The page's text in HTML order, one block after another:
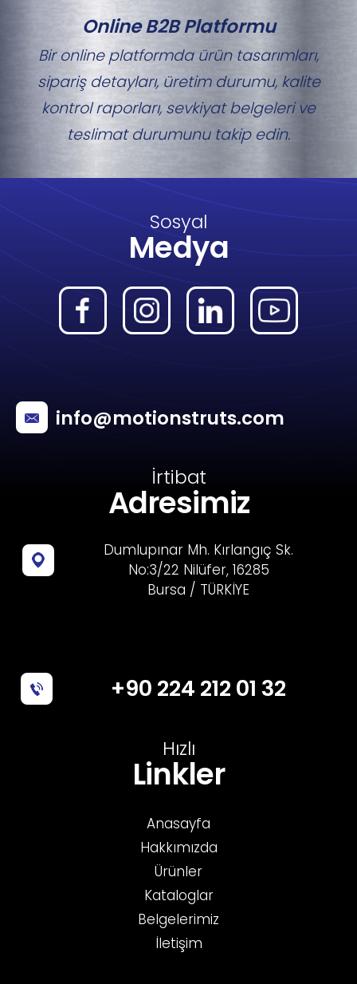
Online B2B Platformu
Bir online platformda ürün tasarımları,
sipariş detayları, üretim durumu, kalite
kontrol raporları, sevkiyat belgeleri ve
teslimat durumunu takip edin.
Sosyal
Medya
info@motionstruts.com
İrtibat
Adresimiz
Dumlupınar Mh. Kırlangıç Sk.
No:3/22 Nilüfer, 16285
Bursa / TÜRKİYE
+90 224 212 01 32
Hızlı
Linkler
Anasayfa
Hakkımızda
Ürünler
Kataloglar
Belgelerimiz
İletişim